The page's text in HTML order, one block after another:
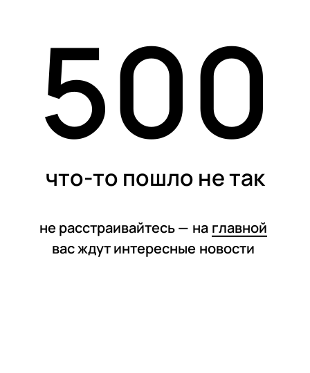
статьи
500
что-то пошло не так
не расстраивайтесь — на главной
вас ждут интересные новости